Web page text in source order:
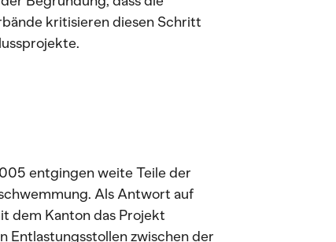
kritisieren diesen Schritt
entgingen weite Teile der
Als Antwort auf
dem Kanton das Projekt
Entlastungsstollen zwischen der